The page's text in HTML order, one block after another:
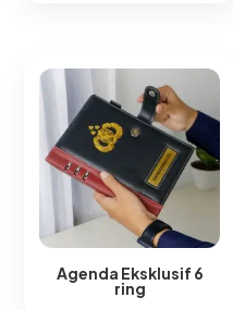
Agenda Eksklusif 6
ring​